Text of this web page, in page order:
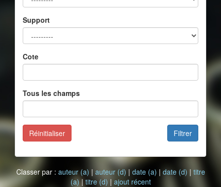
Support
Cote
Tous les champs
Filtrer
Réinitialiser
Classer par : auteur (a) | auteur (d) | date (a) | date (d) | titre
(a)| titre (d) | ajout récent